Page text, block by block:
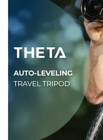
ー